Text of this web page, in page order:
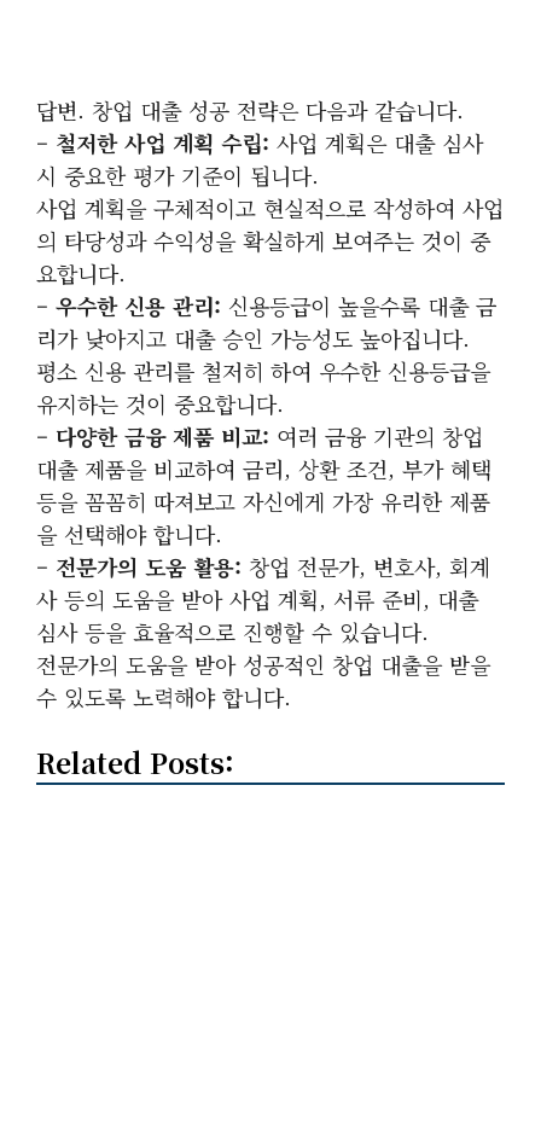
답변. 창업 대출 성공 전략은 다음과 같습니다.
– 철저한 사업 계획 수립: 사업 계획은 대출 심사
시 중요한 평가 기준이 됩니다.
사업 계획을 구체적이고 현실적으로 작성하여 사업
의 타당성과 수익성을 확실하게 보여주는 것이 중
요합니다.
– 우수한 신용 관리: 신용등급이 높을수록 대출 금
리가 낮아지고 대출 승인 가능성도 높아집니다.
평소 신용 관리를 철저히 하여 우수한 신용등급을
유지하는 것이 중요합니다.
– 다양한 금융 제품 비교: 여러 금융 기관의 창업
대출 제품을 비교하여 금리, 상환 조건, 부가 혜택
등을 꼼꼼히 따져보고 자신에게 가장 유리한 제품
을 선택해야 합니다.
– 전문가의 도움 활용: 창업 전문가, 변호사, 회계
사 등의 도움을 받아 사업 계획, 서류 준비, 대출
심사 등을 효율적으로 진행할 수 있습니다.
전문가의 도움을 받아 성공적인 창업 대출을 받을
수 있도록 노력해야 합니다.
Related Posts: